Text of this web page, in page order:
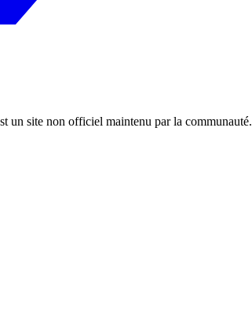
un site non officiel maintenu par la communauté.